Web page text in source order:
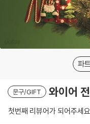
파
문구/GIFT 와이어
첫번째 리뷰어가 되어주세요